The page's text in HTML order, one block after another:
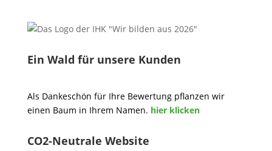
Ein Wald für unsere Kunden
Als Dankeschön für Ihre Bewertung pflanzen wir
einen Baum in Ihrem Namen. hier klicken
CO2-Neutrale Website